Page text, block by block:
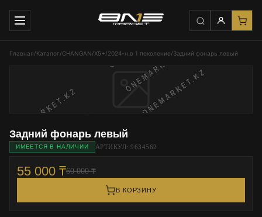
Главная/Каталог/CHANGAN/Х5+/2024-н.в 1 поколение/Задний фонарь левый
Задний фонарь левый
ИМЕЕТСЯ В НАЛИЧИИ АРТИКУЛ: 9634562
55 000 ₸60 000 ₸
В КОРЗИНУ